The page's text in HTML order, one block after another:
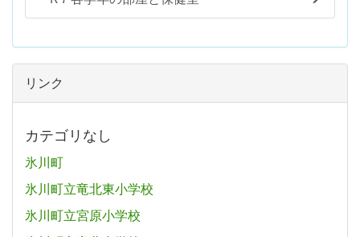
リンク
カテゴリなし
氷川町
氷川町立竜北東小学校
氷川町立宮原小学校